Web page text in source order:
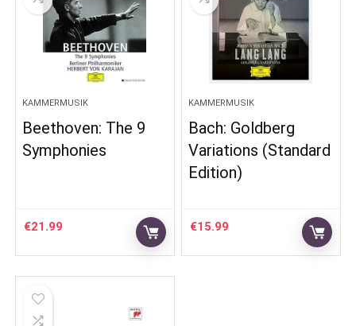
KAMMERMUSIK
Beethoven: The 9
Symphonies
€21.99
KAMMERMUSIK
Bach: Goldberg
Variations (Standard
Edition)
€15.99